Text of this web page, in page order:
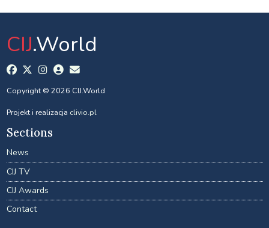
CIJ.World
Copyright © 2026 CIJ.World
Projekt i realizacja clivio.pl
Sections
News
CIJ TV
CIJ Awards
Contact